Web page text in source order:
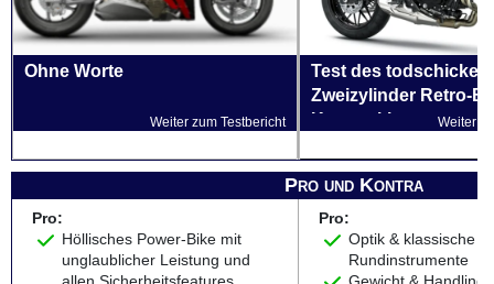
Ohne Worte
Weiter zum Testbericht
Test des todschicken
Zweizylinder Retro-
Kawasaki
Weiter
Pro und Kontra
Pro:
Höllisches Power-Bike mit
unglaublicher Leistung und
Pro:
Optik & klassische
Rundinstrumente